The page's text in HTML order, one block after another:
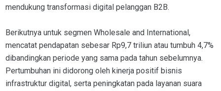
mendukung transformasi digital pelanggan B2B.
Berikutnya untuk segmen Wholesale and International,
mencatat pendapatan sebesar Rp9,7 triliun atau tumbuh 4,7%
dibandingkan periode yang sama pada tahun sebelumnya.
Pertumbuhan ini didorong oleh kinerja positif bisnis
infrastruktur digital, serta peningkatan pada layanan suara